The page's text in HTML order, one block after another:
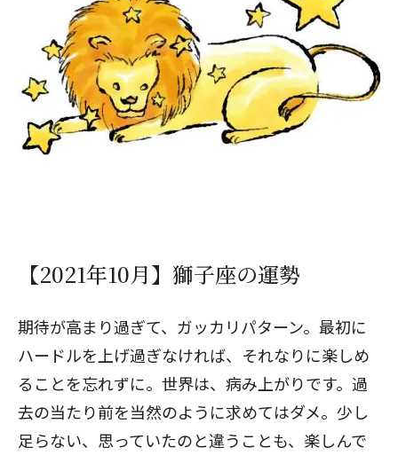
【2021年10月】獅子座の運勢
期待が高まり過ぎて、ガッカリパターン。最初に
ハードルを上げ過ぎなければ、それなりに楽しめ
ることを忘れずに。世界は、病み上がりです。過
去の当たり前を当然のように求めてはダメ。少し
足らない、思っていたのと違うことも、楽しんで